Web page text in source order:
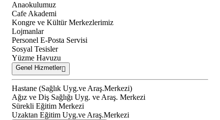
Anaokulumuz
Cafe Akademi
Kongre ve Kültür Merkezlerimiz
Lojmanlar
Personel E-Posta Servisi
Sosyal Tesisler
Yüzme Havuzu
Genel Hizmetler
Hastane (Sağlık Uyg.ve Araş.Merkezi)
Ağız ve Diş Sağlığı Uyg. ve Araş. Merkezi
Sürekli Eğitim Merkezi
Uzaktan Eğitim Uyg.ve Araş.Merkezi